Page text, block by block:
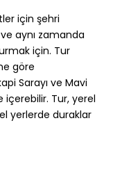
için şehri
aynı zamanda
için. Tur
göre
Sarayı ve Mavi
Tur, yerel
yerlerde duraklar